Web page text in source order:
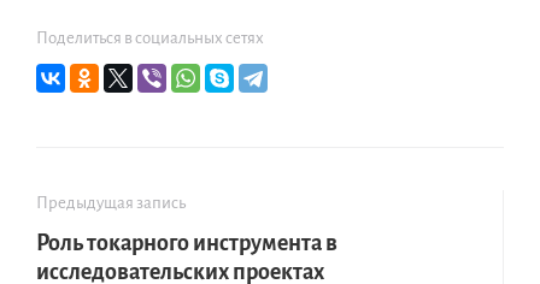
Поделиться в социальных сетях
Предыдущая запись
Роль токарного инструмента в
исследовательских проектах